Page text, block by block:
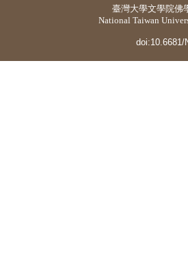
臺灣大學文學院佛
National Taiwan
doi:10.6681/